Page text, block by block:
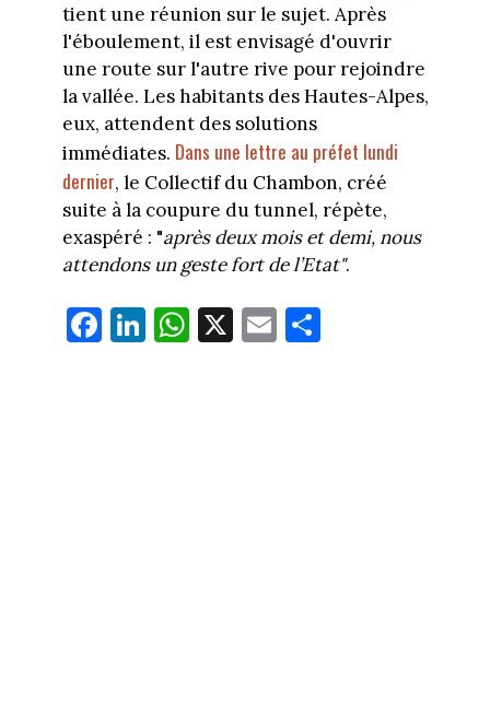
tient une réunion sur le sujet. Après
l'éboulement, il est envisagé d'ouvrir
une route sur l'autre rive pour rejoindre
la vallée. Les habitants des Hautes-Alpes,
eux, attendent des solutions
immédiates. Dans une lettre au préfet lundi
dernier, le Collectif du Chambon, créé
suite à la coupure du tunnel, répète,
exaspéré : "après deux mois et demi, nous
attendons un geste fort de l’Etat".
Fa
ce
Li
nk
W
ha
X E
m
Pa
rt